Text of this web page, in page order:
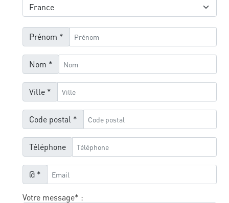
Prénom *
Nom *
Ville *
Code postal *
Téléphone
@ *
Votre message* :